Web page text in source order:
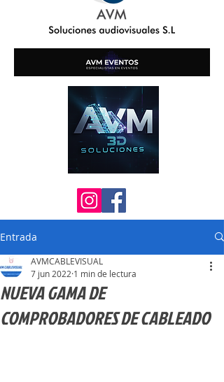
Entrada
NUEVA GAMA DE
COMPROBADORES DE CABLEADO
AVMCABLEVISUAL
7 jun 2022 1 min de lectura